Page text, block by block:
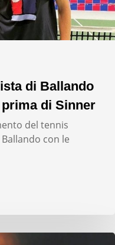
di Ballando
di Sinner
del tennis
con le